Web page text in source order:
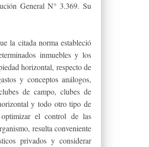
General N° 3.369. Su
la citada norma estableció
inmuebles y los
horizontal, respecto de
y conceptos análogos,
de campo, clubes de
y todo otro tipo de
el control de las
resulta conveniente
privados y considerar